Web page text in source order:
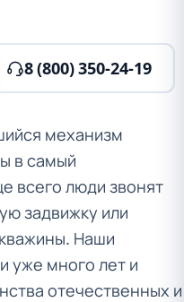
8 (800) 350-24-19
механизм
в самый
всего люди звонят
задвижку или
Наши
уже много лет и
отечественных и